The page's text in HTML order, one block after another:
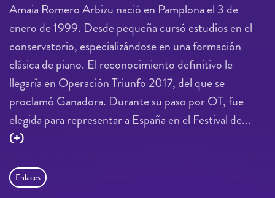
Amaia Romero Arbizu nació en Pamplona el 3 de
enero de 1999. Desde pequeña cursó estudios en el
conservatorio, especializándose en una formación
clásica de piano. El reconocimiento definitivo le
llegaría en Operación Triunfo 2017, del que se
proclamó Ganadora. Durante su paso por OT, fue
elegida para representar a España en el Festival de...
(+)
Enlaces